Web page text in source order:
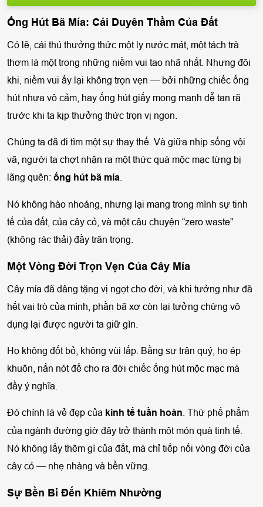
Ống Hút Bã Mía: Cái Duyên Thầm Của Đất
Có lẽ, cái thú thưởng thức một ly nước mát, một tách trà
thơm là một trong những niềm vui tao nhã nhất. Nhưng đôi
khi, niềm vui ấy lại không trọn vẹn — bởi những chiếc ống
hút nhựa vô cảm, hay ống hút giấy mong manh dễ tan rã
trước khi ta kịp thưởng thức trọn vị ngon.
Chúng ta đã đi tìm một sự thay thế. Và giữa nhịp sống vội
vã, người ta chợt nhận ra một thức quà mộc mạc từng bị
lãng quên: ống hút bã mía
Nó không hào nhoáng, nhưng lại mang trong mình sự tinh
tế của đất, của cây cỏ, và một câu chuyện “zero waste”
(không rác thải) đầy trân trọng.
Một Vòng Đời Trọn Vẹn Của Cây Mía
Cây mía đã dâng tặng vị ngọt cho đời, và khi tưởng như đã
hết vai trò của mình, phần bã xơ còn lại tưởng chừng vô
dụng lại được người ta giữ gìn.
Họ không đốt bỏ, không vùi lấp. Bằng sự trân quý, họ ép
khuôn, nắn nót để cho ra đời chiếc ống hút mộc mạc mà
đầy ý nghĩa.
Đó chính là vẻ đẹp của kinh tế tuần hoàn . Thứ phế phẩm
của ngành đường giờ đây trở thành một món quà tinh tế.
Nó không lấy thêm gì của đất, mà chỉ tiếp nối vòng đời của
cây cỏ — nhẹ nhàng và bền vững.
Sự Bền Bỉ Đến Khiêm Nhường